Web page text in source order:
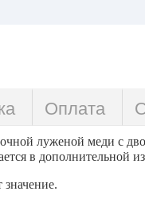
Оплата
луженой меди с
в